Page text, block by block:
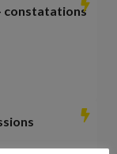
constatations